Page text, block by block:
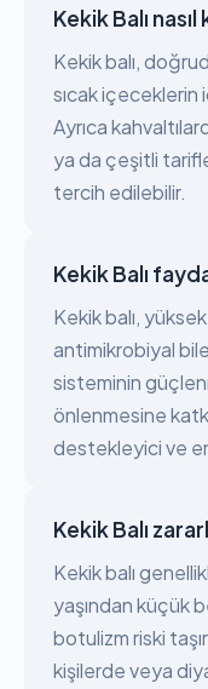
Kekik Balı nasıl
Kekik balı,
sıcak içeceklerin
Ayrıca
ya da çeşitli
tercih edilebilir.
Kekik Balı
Kekik balı,
antimikrobiyal
sisteminin
önlenmesine
destekleyici ve
Kekik Balı
Kekik balı
yaşından küçük
botulizm riski
kişilerde veya